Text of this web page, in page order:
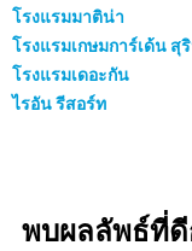
โรงแรมมาติน่า
โรงแรมเกษมการ์เด้น สุ
โรงแรมเดอะกัน
ไรอัน รีสอร์ท
พบผลลัพธ์ที่ดี